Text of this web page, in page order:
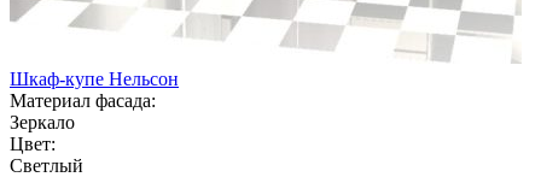
Шкаф-купе Нельсон
Материал фасада:
Зеркало
Цвет:
Светлый